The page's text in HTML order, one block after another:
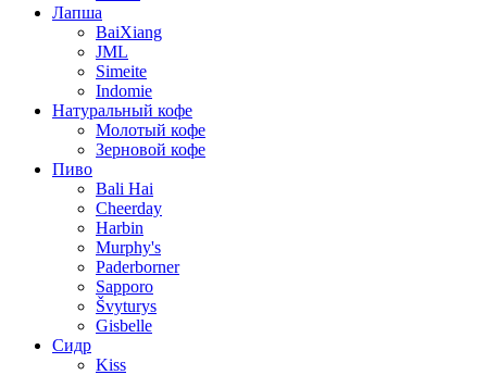
Лапша
BaiXiang
JML
Simeite
Indomie
Натуральный кофе
Молотый кофе
Зерновой кофе
Пиво
Bali Hai
Cheerday
Harbin
Murphy's
Paderborner
Sapporo
Švyturys
Gisbelle
Сидр
Kiss